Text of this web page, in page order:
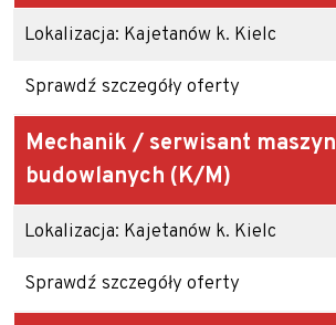
Lokalizacja: Kajetanów k. Kielc
Sprawdź szczegóły oferty
Mechanik / serwisant maszyn
budowlanych (K/M)
Lokalizacja: Kajetanów k. Kielc
Sprawdź szczegóły oferty